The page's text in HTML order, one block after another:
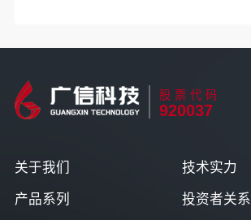
股票代码
920037
关于我们 技术实力
产品系列 投资者关系